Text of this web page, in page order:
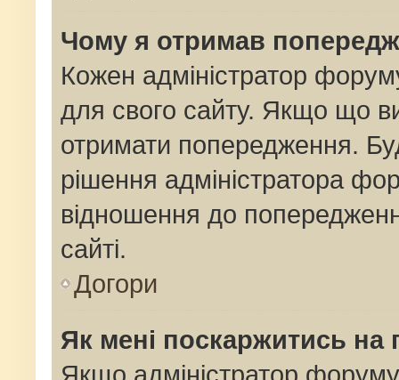
Чому я отримав
Кожен адміністратор
для свого сайту. Якщо що
отримати попередження.
рішення адміністратора
відношення до
сайті.
Догори
Як мені поскаржитись